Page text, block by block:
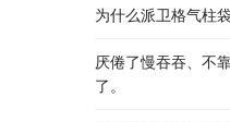
为什么派卫格气柱
厌倦了慢吞吞、不
了。